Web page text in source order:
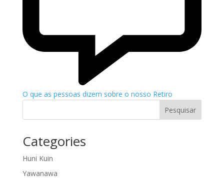
O que as pessoas dizem sobre o nosso Retiro
Pesquisar
Categories
Huni Kuin
Yawanawa